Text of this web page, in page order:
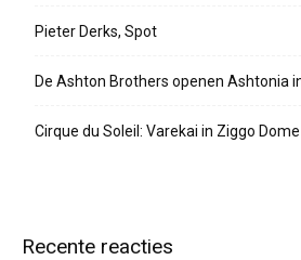
Pieter Derks, Spot
De Ashton Brothers openen Ashtonia
Cirque du Soleil: Varekai in Ziggo Dome
Recente reacties